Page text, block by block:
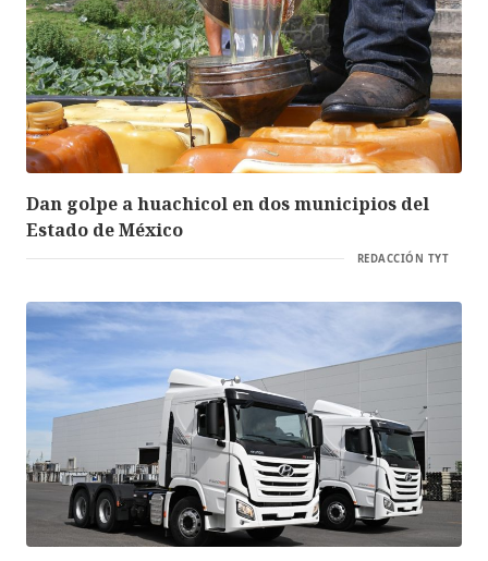
Dan golpe a huachicol en dos municipios del
Estado de México
REDACCIÓN TYT